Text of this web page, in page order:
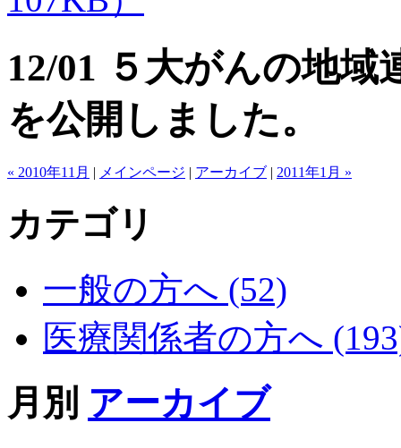
12/01 ５大がんの地域
を公開しました。
« 2010年11月 | メインページ | アーカイブ | 2011年1月 »
カテゴリ
一般の方へ (52)
医療関係者の方へ
月別 アーカイブ